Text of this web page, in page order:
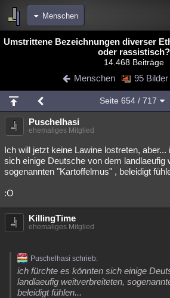
Menschen
Bereiche
Diskussionen Blogs
Wiki Neuigkeiten
meine Rubriken
Menschen Wissenschaft Politik
Spiritualität
Natur Umfragen Unterhaltung
Philosophie
Astronomie Helpdesk
Übersichten
Besucht Teilgenommen Alle
Umstrittene Bezeichnungen diverser
oder rassistisch?
14.468 Beiträge
Menschen 95 Bilder
Seite 654/ 717
Puschelhasi
ehemaliges Mitglied
Ich will jetzt keine Lawine lostreten,
sich einige Deutsche von dem landlaeufig
sogenannten "Kartoffelmus" , beleidigt
:O
KillingTime
ehemaliges Mitglied
Puschelhasi schrieb:
ich fürchte es könnten sich einige
landlaeufig weitverbreiteten,
beleidigt fühlen...